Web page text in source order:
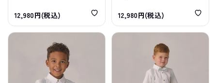
12,980円(税込) 12,980円(税込)